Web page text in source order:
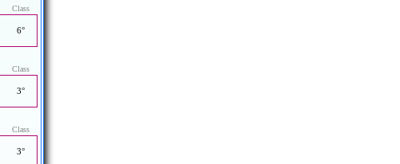
Class
6°
Class
3°
Class
3°